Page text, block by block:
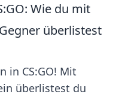
Wie du mit
überlistest
in CS:GO! Mit
überlistest du